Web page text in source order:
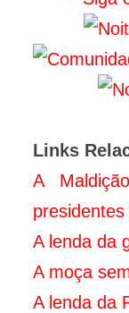
Links
A
A lenda da
A moça
A lenda da